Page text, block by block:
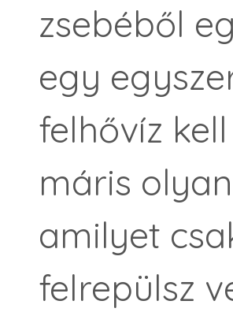
zsebéből
egy
felhővíz
máris
amilyet
felrepülsz